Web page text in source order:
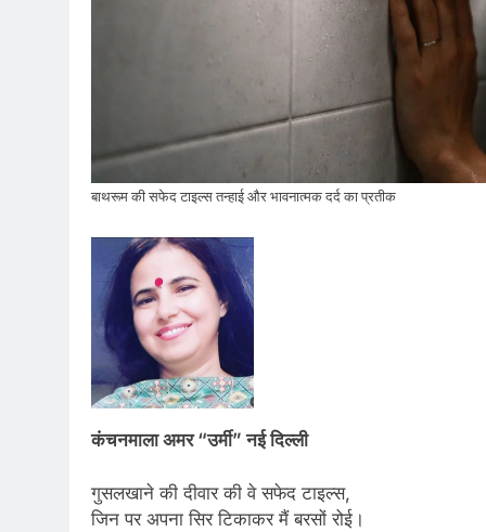
बाथरूम की सफेद टाइल्स तन्हाई और भावनात्मक दर्द का प्रतीक
कंचनमाला अमर “उर्मी” नई दिल्ली
गुसलखाने की दीवार की वे सफेद टाइल्स,
जिन पर अपना सिर टिकाकर मैं बरसों रोई।